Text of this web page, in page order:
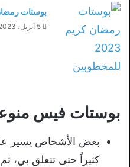
بوستات رمضان كريم 2023
5 أبريل، 2023
بوستات فيس
بعض الأشخاص يسير
كثيراً حتى تتعلق بي، ثم